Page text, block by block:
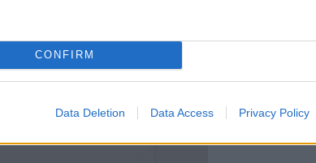
CONFIRM
Data Deletion Data Access Privacy Policy
az adáson vagy a